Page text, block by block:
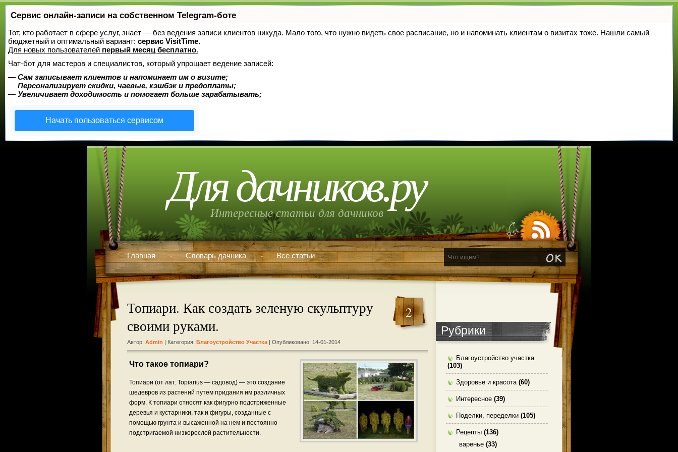
Сервис онлайн-записи на собственном Telegram-боте
Тот, кто работает в сфере услуг, знает — без ведения записи клиентов никуда. Мало того, что нужно видеть свое расписание, но и напоминать клиентам о визитах тоже. Нашли самый
бюджетный и оптимальный вариант: сервис VisitTime.
Для новых пользователей первый месяц бесплатно.
Чат-бот для мастеров и специалистов, который упрощает ведение записей:
— Сам записывает клиентов и напоминает им о визите;
— Персонализирует скидки, чаевые, кэшбэк и предоплаты;
— Увеличивает доходимость и помогает больше зарабатывать;
Начать пользоваться сервисом
Для дачников.ру
Интересные статьи для дачников
Главная Словарь дачника Все статьи
Топиари. Как создать зеленую скульптуру
своими руками.
2
Автор: Admin | Категория: Благоустройство Участка | Опубликовано: 14-01-2014
Что такое топиари?
Топиари (от лат. Topiarius — садовод) — это создание
шедевров из растений путем придания им различных
форм. К топиари относят как фигурно подстриженные
деревья и кустарники, так и фигуры, созданные с
помощью грунта и высаженной на нем и постоянно
подстригаемой низкорослой растительности.
Рубрики
Благоустройство участка
(103)
Здоровье и красота(60)
Интересное (39)
Поделки, переделки (105)
Рецепты (136)
варенье (33)